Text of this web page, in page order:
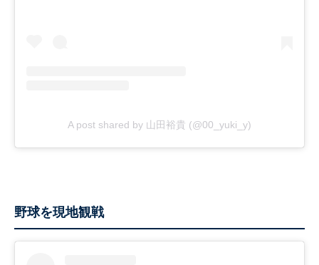
A post shared by 山田裕貴 (@00_yuki_y)
野球を現地観戦